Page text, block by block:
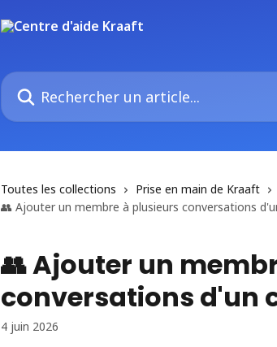
Rechercher un article...
Toutes les collections Prise en main de Kraaft
👥 Ajouter un membre à plusieurs conversations
👥 Ajouter un
conversations d'un
4 juin 2026